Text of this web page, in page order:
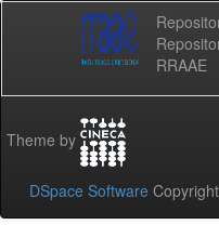
RRAAE
Theme by
DSpace Software